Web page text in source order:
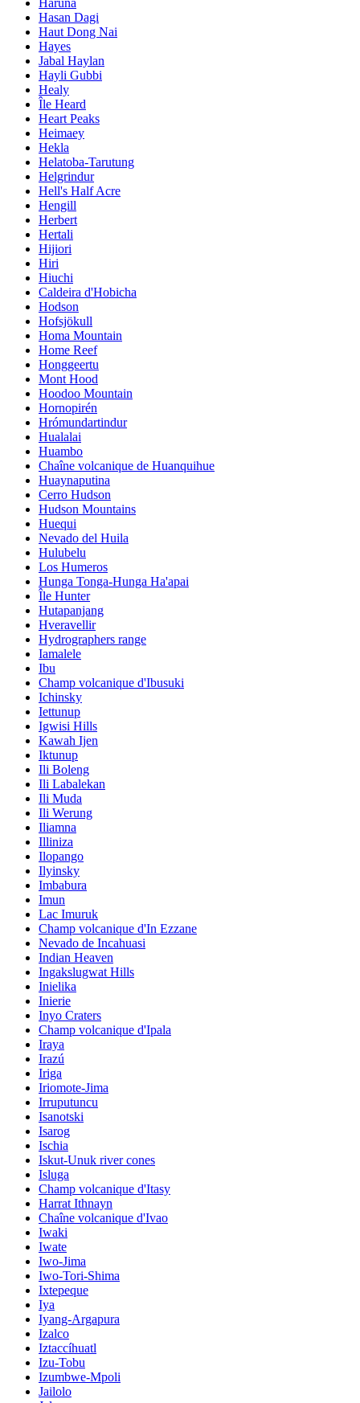
Hasan Dagi
Haut Dong Nai
Hayes
Jabal Haylan
Hayli Gubbi
Healy
Île Heard
Heart Peaks
Heimaey
Hekla
Helatoba-Tarutung
Helgrindur
Hell's Half Acre
Hengill
Herbert
Hertali
Hijiori
Hiri
Hiuchi
Caldeira d'Hobicha
Hodson
Hofsjökull
Homa Mountain
Home Reef
Honggeertu
Mont Hood
Hoodoo Mountain
Hornopirén
Hrómundartindur
Hualalai
Huambo
Chaîne volcanique de Huanquihue
Huaynaputina
Cerro Hudson
Hudson Mountains
Huequi
Nevado del Huila
Hulubelu
Los Humeros
Hunga Tonga-Hunga Ha'apai
Île Hunter
Hutapanjang
Hveravellir
Hydrographers range
Iamalele
Ibu
Champ volcanique d'Ibusuki
Ichinsky
Iettunup
Igwisi Hills
Kawah Ijen
Iktunup
Ili Boleng
Ili Labalekan
Ili Muda
Ili Werung
Iliamna
Illiniza
Ilopango
Ilyinsky
Imbabura
Imun
Lac Imuruk
Champ volcanique d'In Ezzane
Nevado de Incahuasi
Indian Heaven
Ingakslugwat Hills
Inielika
Inierie
Inyo Craters
Champ volcanique d'Ipala
Iraya
Irazú
Iriga
Iriomote-Jima
Irruputuncu
Isanotski
Isarog
Ischia
Iskut-Unuk river cones
Isluga
Champ volcanique d'Itasy
Harrat Ithnayn
Chaîne volcanique d'Ivao
Iwaki
Iwate
Iwo-Jima
Iwo-Tori-Shima
Ixtepeque
Iya
Iyang-Argapura
Izalco
Iztaccíhuatl
Izu-Tobu
Izumbwe-Mpoli
Jailolo